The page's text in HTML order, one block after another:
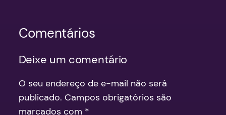
Comentários
Deixe um comentário
O seu endereço de e-mail não será
publicado. Campos obrigatórios são
marcados com *